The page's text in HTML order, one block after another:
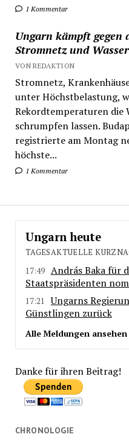
1 Kommentar
Ungarn kämpft gegen
Stromnetz und
VON REDAKTION
Stromnetz,
unter Höchstbelastung,
Rekordtemperaturen die
schrumpfen lassen.
registrierte am Montag
höchste...
1 Kommentar
Ungarn heute
TAGESAKTUELLE
17:49 András Baka für
Staatspräsidenten
17:21
Ungarns
Günstlingen zurück
Alle Meldungen
Danke für ihren Beitrag!
CHRONOLOGIE